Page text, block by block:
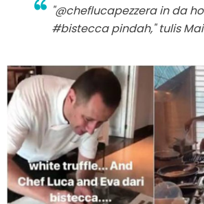
"@cheflucapezzera in da
#bistecca pindah," tulis